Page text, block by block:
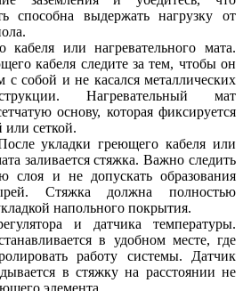
способна выдержать нагрузку от
или нагревательного мата.
кабеля следите за тем, чтобы он
с собой и не касался металлических
Нагревательный мат
основу, которая фиксируется
сеткой.
укладки греющего кабеля или
заливается стяжка. Важно следить
слоя и не допускать образования
Стяжка должна полностью
напольного покрытия.
и датчика температуры.
в удобном месте, где
работу системы. Датчик
в стяжку на расстоянии не